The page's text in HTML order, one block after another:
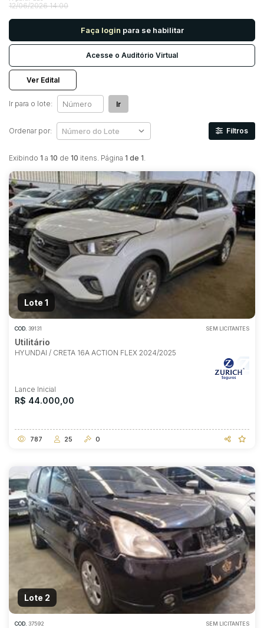
12/06/2026 14:00
Faça login para se habilitar
Acesse o Auditório Virtual
Ver Edital
Exibindo 1 a 10 de 10 itens. Página 1 de 1.
Ir para o lote: Ir
Ordenar por: Filtros
Lote 1
COD. 39131 SEM LICITANTES
Utilitário
HYUNDAI / CRETA 16A ACTION FLEX 2024/2025
Lance Inicial
R$ 44.000,00
787 25 0
Lote 2
COD. 37592 SEM LICITANTES